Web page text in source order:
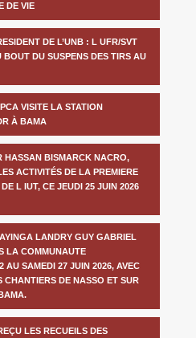
DE VIE
DE L’UNB : L UFR/SVT
DU SUSPENS DES TIRS AU
VISITE LA STATION
À BAMA
HASSAN BISMARCK NACRO,
ACTIVITÉS DE LA PREMIERE
L IUT, CE JEUDI 25 JUIN 2026
LANDRY GUY GABRIEL
LA COMMUNAUTE
AU SAMEDI 27 JUIN 2026, AVEC
CHANTIERS DE NASSO ET SUR
LES RECUEILS DES